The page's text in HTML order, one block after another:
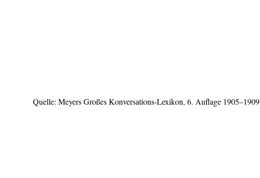
Quelle: Meyers Großes Konversations-Lexikon, 6. Auflage 1905–1909